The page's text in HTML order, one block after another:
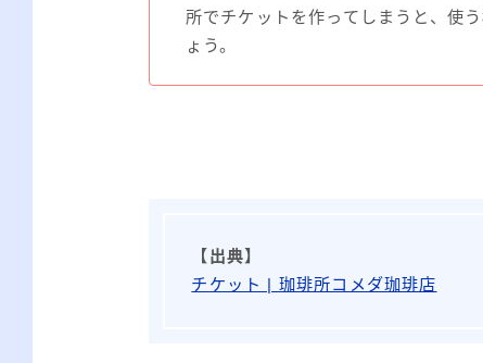
所でチケットを作ってしまうと、使
ょう。
【出典】
チケット | 珈琲所コメダ珈琲店